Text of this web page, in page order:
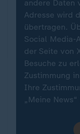
andere Daten
Adresse wird
übertragen.
Social Media-
der Seite von
Besuche zu
Zustimmung
Ihre
„Meine